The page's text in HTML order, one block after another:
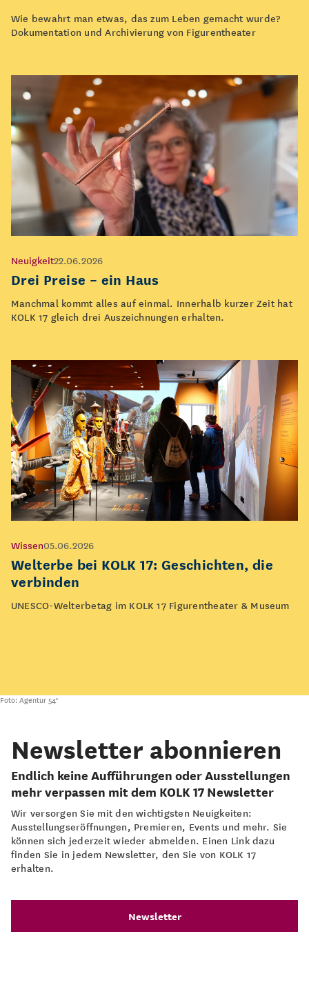
Wie bewahrt man etwas, das zum Leben gemacht wurde?
Dokumentation und Archivierung von Figurentheater
Neuigkeit22.06.2026
Drei Preise – ein Haus
Manchmal kommt alles auf einmal. Innerhalb kurzer Zeit hat
KOLK 17 gleich drei Auszeichnungen erhalten.
Wissen05.06.2026
Welterbe bei KOLK 17: Geschichten, die
verbinden
UNESCO-Welterbetag im KOLK 17 Figurentheater & Museum
Newsletter abonnieren
Endlich keine Aufführungen oder Ausstellungen
mehr verpassen mit dem KOLK 17 Newsletter
Wir versorgen Sie mit den wichtigsten Neuigkeiten:
Ausstellungseröffnungen, Premieren, Events und mehr. Sie
können sich jederzeit wieder abmelden. Einen Link dazu
finden Sie in jedem Newsletter, den Sie von KOLK 17
erhalten.
Newsletter
Foto: Agentur 54°